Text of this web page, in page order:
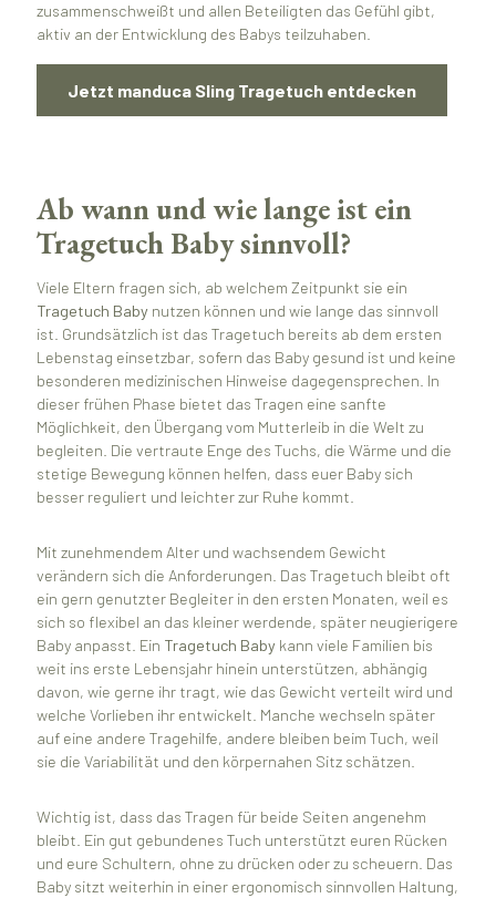
zusammenschweißt und allen Beteiligten das Gefühl gibt,
aktiv an der Entwicklung des Babys teilzuhaben.
Jetzt manduca Sling Tragetuch entdecken
Ab wann und wie lange ist ein
Tragetuch Baby sinnvoll?
Viele Eltern fragen sich, ab welchem Zeitpunkt sie ein
Tragetuch Baby nutzen können und wie lange das sinnvoll
ist. Grundsätzlich ist das Tragetuch bereits ab dem ersten
Lebenstag einsetzbar, sofern das Baby gesund ist und keine
besonderen medizinischen Hinweise dagegensprechen. In
dieser frühen Phase bietet das Tragen eine sanfte
Möglichkeit, den Übergang vom Mutterleib in die Welt zu
begleiten. Die vertraute Enge des Tuchs, die Wärme und die
stetige Bewegung können helfen, dass euer Baby sich
besser reguliert und leichter zur Ruhe kommt.
Mit zunehmendem Alter und wachsendem Gewicht
verändern sich die Anforderungen. Das Tragetuch bleibt oft
ein gern genutzter Begleiter in den ersten Monaten, weil es
sich so flexibel an das kleiner werdende, später neugierigere
Baby anpasst. Ein Tragetuch Baby kann viele Familien bis
weit ins erste Lebensjahr hinein unterstützen, abhängig
davon, wie gerne ihr tragt, wie das Gewicht verteilt wird und
welche Vorlieben ihr entwickelt. Manche wechseln später
auf eine andere Tragehilfe, andere bleiben beim Tuch, weil
sie die Variabilität und den körpernahen Sitz schätzen.
Wichtig ist, dass das Tragen für beide Seiten angenehm
bleibt. Ein gut gebundenes Tuch unterstützt euren Rücken
und eure Schultern, ohne zu drücken oder zu scheuern. Das
Baby sitzt weiterhin in einer ergonomisch sinnvollen Haltung,